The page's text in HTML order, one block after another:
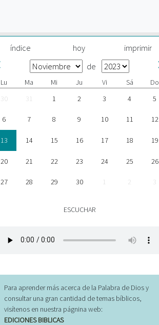
índice hoy imprimir
de
Lu Ma Mi Ju Vi Sá
Do
30
31 1 2 3 4 5
6 7 8 9 10 11 12
13 14 15 16 17 18 19
20 21 22 23 24 25 26
27 28 29 30 1 2 3
ESCUCHAR
Para aprender más acerca de la Palabra de Dios y
consultar una gran cantidad de temas bíblicos,
visítenos en nuestra págnina web:
EDICIONES BIBLICAS